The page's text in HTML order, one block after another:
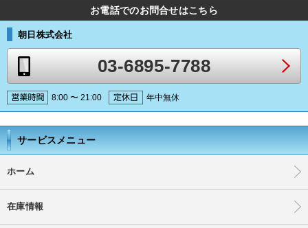
お電話でのお問合せはこちら
朝日株式会社
03-6895-7788
8:00 〜 21:00 年中無休
サービスメニュー
ホーム
在庫情報